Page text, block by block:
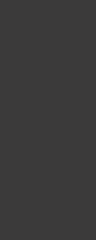
احمد
وليد
راضي
الوطنى